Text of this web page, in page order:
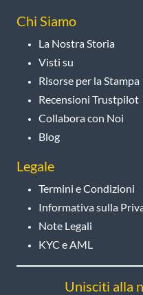
Chi Siamo
La Nostra Storia
Visti su
Risorse per la Stampa
Recensioni Trustpilot
Collabora con Noi
Blog
Legale
Termini e Condizioni
Informativa sulla
Note Legali
KYC e AML
Unisciti alla